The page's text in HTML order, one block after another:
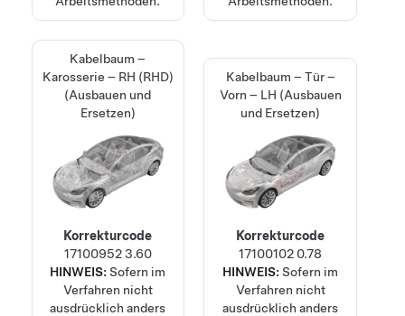
Kabelbaum –
Karosserie – RH (RHD)
(Ausbauen und
Ersetzen)
Korrekturcode
171009523.60
HINWEIS:Sofern im
Verfahren nicht
ausdrücklich anders
Kabelbaum – Tür –
Vorn – LH (Ausbauen
und Ersetzen)
Korrekturcode
17100102 0.78
HINWEIS:Sofern im
Verfahren nicht
ausdrücklich anders